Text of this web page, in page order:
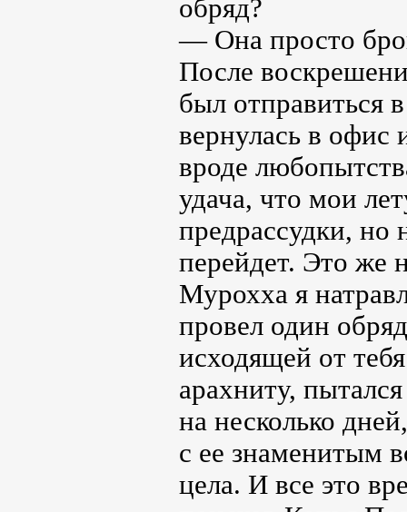
обряд?
— Она просто
После
был отправиться
вернулась в офис
вроде
удача, что мои
предрассудки, но
перейдет. Это
Мурохха я
провел один
исходящей от
арахниту,
на несколько
с ее знаменитым
цела. И все это